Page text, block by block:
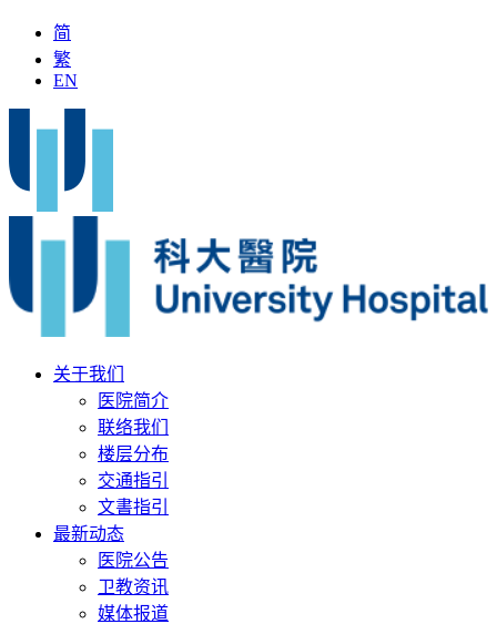
简
繁
EN
关于我们
医院简介
联络我们
楼层分布
交通指引
文書指引
最新动态
医院公告
卫教资讯
媒体报道